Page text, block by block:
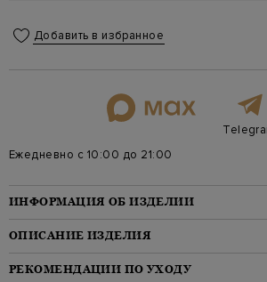
Добавить в избранное
Ежедневно с 10:00 до 21:00
ИНФОРМАЦИЯ ОБ ИЗДЕЛИИ
Материал: вискоза 65%, полиамид 30%,
На модели: 176/84/59/87 на модели размер
Стиль: Платье-рубашка, Короткий рукав,
Спортивные
ОПИСАНИЕ ИЗДЕЛИЯ
Эффектное платье-рубашка от Off-White
РЕКОМЕНДАЦИИ ПО УХОДУ